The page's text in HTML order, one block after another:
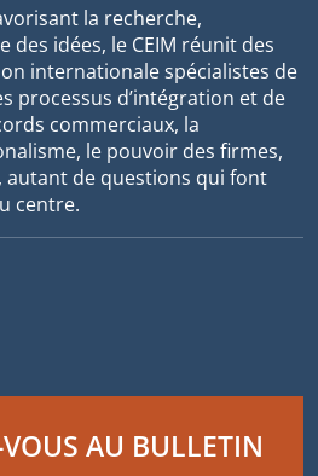
la recherche,
des idées, le CEIM réunit des
internationale spécialistes de
processus d’intégration et de
commerciaux, la
le pouvoir des firmes,
autant de questions qui font
centre.
AU BULLETIN